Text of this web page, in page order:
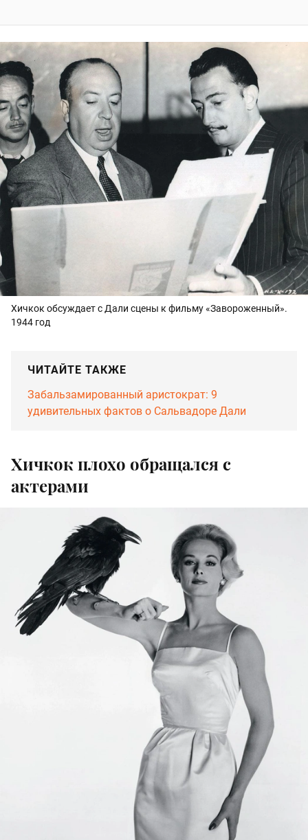
Хичкок обсуждает с Дали сцены к фильму «Завороженный».
1944 год
ЧИТАЙТЕ ТАКЖЕ
Забальзамированный аристократ: 9
удивительных фактов о Сальвадоре Дали
Хичкок плохо обращался с
актерами